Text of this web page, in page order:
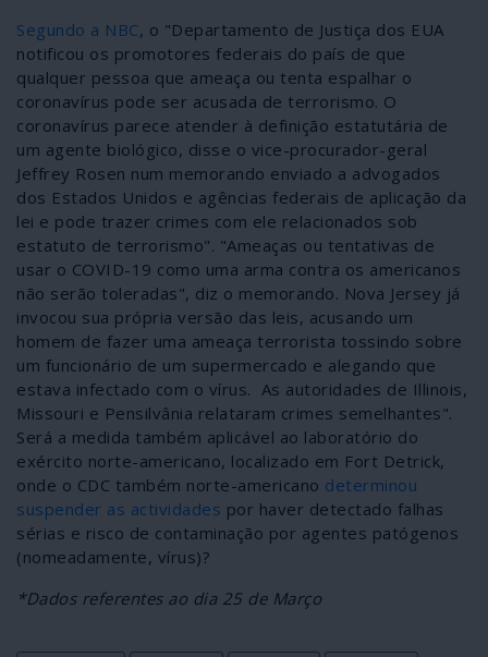
Segundo a NBC, o "Departamento de Justiça dos EUA
notificou os promotores federais do país de que
qualquer pessoa que ameaça ou tenta espalhar o
coronavírus pode ser acusada de terrorismo. O
coronavírus parece atender à definição estatutária de
um agente biológico, disse o vice-procurador-geral
Jeffrey Rosen num memorando enviado a advogados
dos Estados Unidos e agências federais de aplicação da
lei e pode trazer crimes com ele relacionados sob
estatuto de terrorismo". "Ameaças ou tentativas de
usar o COVID-19 como uma arma contra os americanos
não serão toleradas", diz o memorando. Nova Jersey já
invocou sua própria versão das leis, acusando um
homem de fazer uma ameaça terrorista tossindo sobre
um funcionário de um supermercado e alegando que
estava infectado com o vírus. As autoridades de Illinois,
Missouri e Pensilvânia relataram crimes semelhantes".
Será a medida também aplicável ao laboratório do
exército norte-americano, localizado em Fort Detrick,
onde o CDC também norte-americano determinou
suspender as actividades por haver detectado falhas
sérias e risco de contaminação por agentes patógenos
(nomeadamente, vírus)?
*Dados referentes ao dia 25 de Março